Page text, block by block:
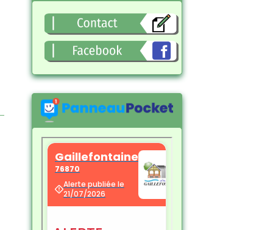
Dimanche
Fermé
Restons connectés